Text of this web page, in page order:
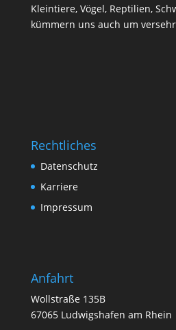
Kleintiere, Vögel, Reptilien,
kümmern uns auch um
Rechtliches
Datenschutz
Karriere
Impressum
Anfahrt
Wollstraße 135B
67065 Ludwigshafen am Rhein